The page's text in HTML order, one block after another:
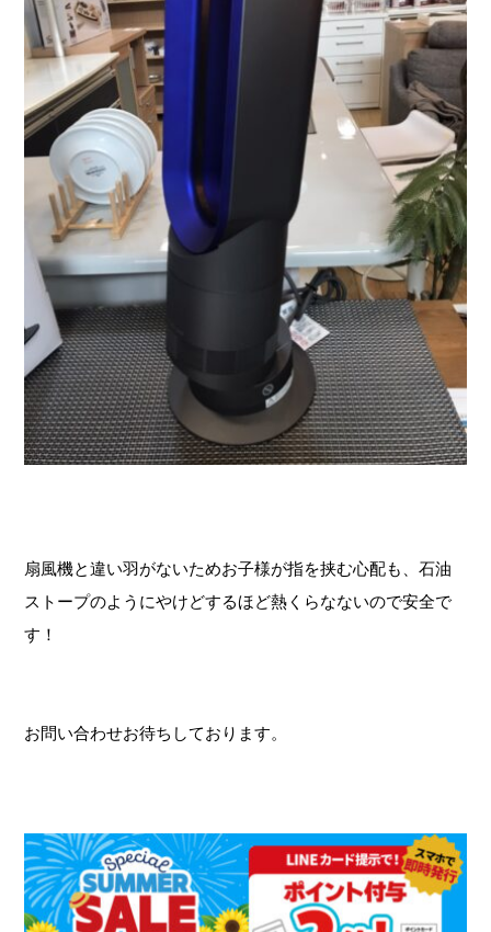
扇風機と違い羽がないためお子様が指を挟む心配も、石油
ストープのようにやけどするほど熱くらなないので安全で
す！
お問い合わせお待ちしております。